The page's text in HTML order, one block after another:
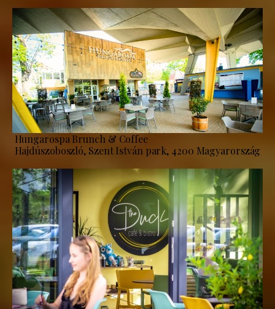
Hungarospa Brunch & Coffee
Hajdúszoboszló, Szent István park, 4200 Magyarország